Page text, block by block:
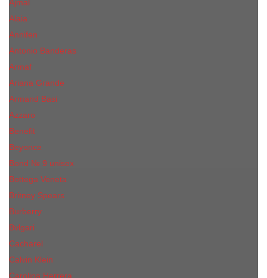
Ajmal
Alaia
Annifen
Antonio Banderas
Armaf
Ariana Grande
Armand Basi
Azzaro
Benefit
Beyonce
Bond № 9 unisex
Bottega Veneta
Britney Spears
Burberry
Bvlgari
Cacharel
Calvin Klein
Carolina Herrera